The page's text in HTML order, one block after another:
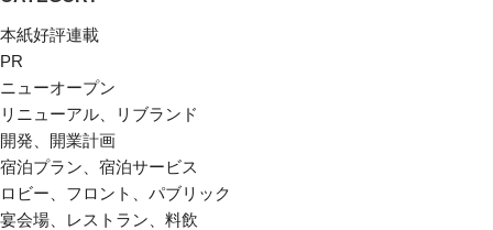
本紙好評連載
PR
ニューオープン
リニューアル、リブランド
開発、開業計画
宿泊プラン、宿泊サービス
ロビー、フロント、パブリック
宴会場、レストラン、料飲